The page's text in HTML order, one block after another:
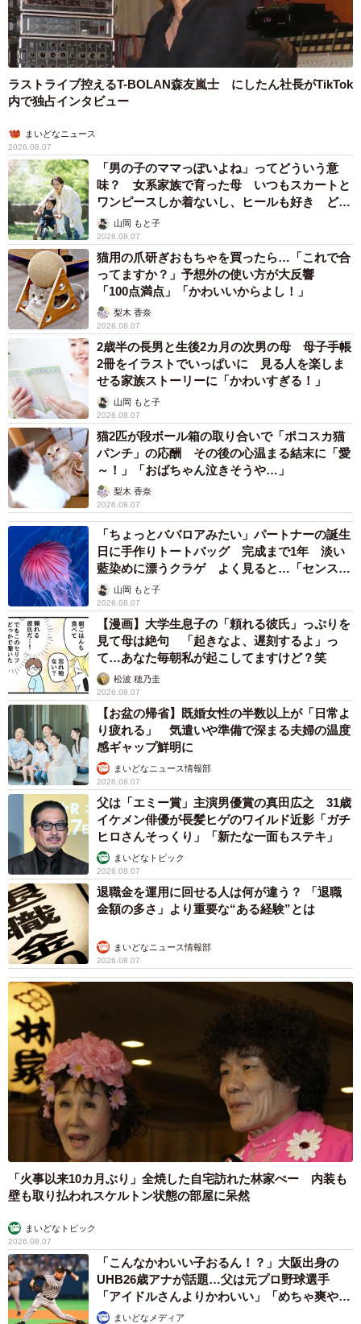
ラストライブ控えるT-BOLAN森友嵐士 にしたん社長がTikTok
内で独占インタビュー
まいどなニュース
2026.08.07
「男の子のママっぽいよね」ってどういう意
味？ 女系家族で育った母 いつもスカートと
ワンピースしか着ないし、ヒールも好き どの
へんが…
山岡 もと子
2026.08.07
猫用の爪研ぎおもちゃを買ったら…「これで合
ってますか？」予想外の使い方が大反響
「100点満点」「かわいいからよし！」
梨木 香奈
2026.08.07
2歳半の長男と生後2カ月の次男の母 母子手帳
2冊をイラストでいっぱいに 見る人を楽しま
せる家族ストーリーに「かわいすぎる！」
山岡 もと子
2026.08.07
猫2匹が段ボール箱の取り合いで「ポコスカ猫
パンチ」の応酬 その後の心温まる結末に「愛
～！」「おばちゃん泣きそうや…」
梨木 香奈
2026.08.07
「ちょっとババロアみたい」パートナーの誕生
日に手作りトートバッグ 完成まで1年 淡い
藍染めに漂うクラゲ よく見ると…「センスす
ごい」山岡 もと子
2026.08.07
【漫画】大学生息子の「頼れる彼氏」っぷりを
見て母は絶句 「起きなよ、遅刻するよ」っ
て…あなた毎朝私が起こしてますけど？笑
松波 穂乃圭
2026.08.07
【お盆の帰省】既婚女性の半数以上が「日常よ
り疲れる」 気遣いや準備で深まる夫婦の温度
感ギャップ鮮明に
まいどなニュース情報部
2026.08.07
父は「エミー賞」主演男優賞の真田広之 31歳
イケメン俳優が長髪ヒゲのワイルド近影「ガチ
ヒロさんそっくり」「新たな一面もステキ」
まいどなトピック
2026.08.07
退職金を運用に回せる人は何が違う？ 「退職
金額の多さ」より重要な“ある経験”とは
まいどなニュース情報部
2026.08.07
「火事以来10カ月ぶり」全焼した自宅訪れた林家ぺー 内装も
壁も取り払われスケルトン状態の部屋に呆然
まいどなトピック
2026.08.07
「こんなかわいい子おるん！？」大阪出身の
UHB26歳アナが話題…父は元プロ野球選手
「アイドルさんよりかわいい」「めちゃ爽や
か」まいどなメディア